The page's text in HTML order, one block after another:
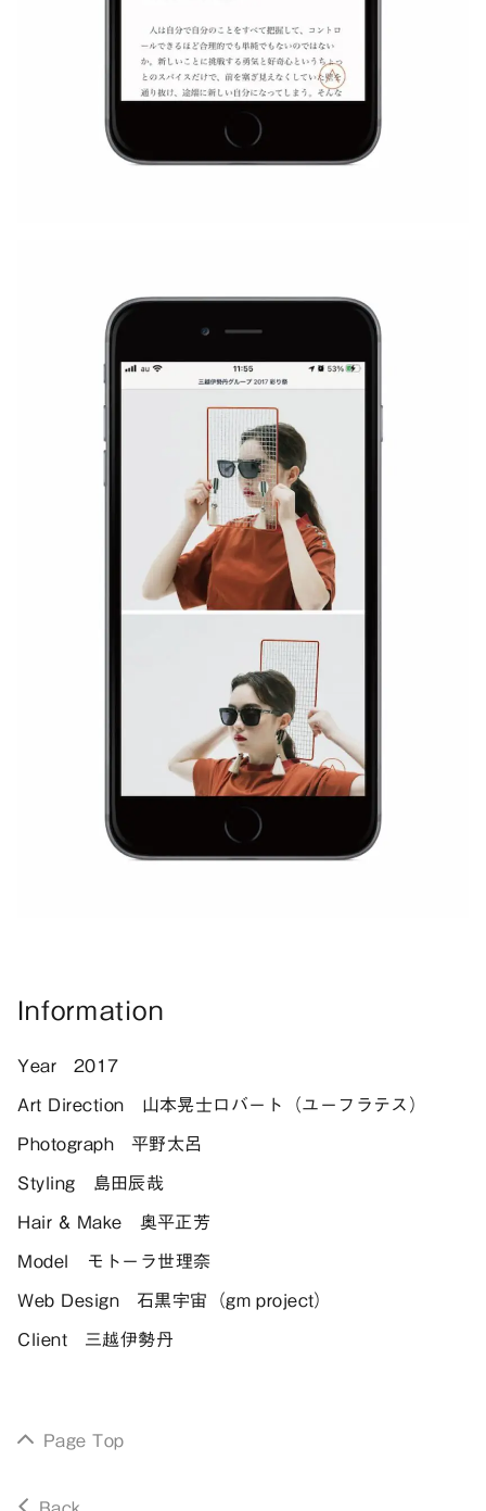
Information
Year 2017
Art Direction 山本晃士ロバート（ユーフラテス）
Photograph 平野太呂
Styling 島田辰哉
Hair & Make 奥平正芳
Model モトーラ世理奈
Web Design 石黒宇宙（gm project）
Client 三越伊勢丹
Page Top
Back